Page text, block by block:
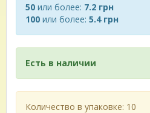
50 или более: 7.2 грн
100 или более: 5.4 грн
Есть в наличии
Количество в упаковке: 10